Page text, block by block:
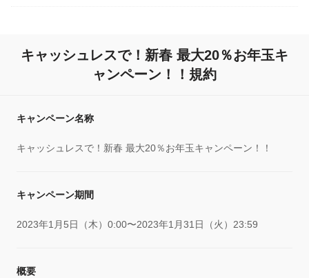
キャッシュレスで！新春 最大20％お年玉キ
ャンペーン！！規約
キャンペーン名称
キャッシュレスで！新春 最大20％お年玉キャンペーン！！
キャンペーン期間
2023年1月5日（木）0:00〜2023年1月31日（火）23:59
概要